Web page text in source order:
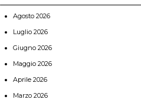
Agosto 2026
Luglio 2026
Giugno 2026
Maggio 2026
Aprile 2026
Marzo 2026